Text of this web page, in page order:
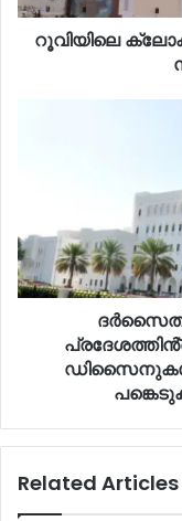
റൂവിയിലെ
ദർസൈത്
ഡിസൈനുകൾ
Related Articles